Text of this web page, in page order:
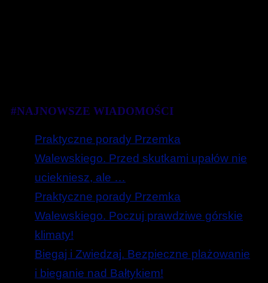
#NAJNOWSZE WIADOMOŚCI
Praktyczne porady Przemka
Walewskiego. Przed skutkami upałów nie
uciekniesz, ale …
Praktyczne porady Przemka
Walewskiego. Poczuj prawdziwe górskie
klimaty!
Biegaj i Zwiedzaj. Bezpieczne plażowanie
i bieganie nad Bałtykiem!